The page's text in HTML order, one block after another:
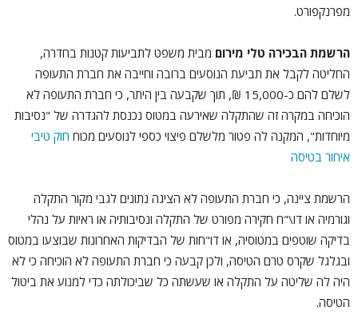
מפרנקפורט.
הרשמת הבכירה טלי מירום מבית משפט לתביעות קטנות בחדרה,
החליטה לקבל את תביעת הנוסעים ברובה וחייבה את חברת התעופה
לשלם להם כ-15,000 ₪, תוך שקבעה בין היתר, כי חברת התעופה לא
הוכיחה במקרה זה שהתקלה שאירעה במטוס נכנסת להגדרה של "נסיבות
מיוחדות", המקנה לה פטור מלשלם פיצוי כספי לנוסעים מכוח חוק טיבי
איחור בטיסה
הרשמת ציינה, כי חברת התעופה לא הציגה נתונים לגבי מקור התקלה
וגורמיה או דו\"ח חקירה מפורט של התקלה ונסיבותיה או ראיות על נהלי
בדיקה שוטפים במטוסיה, או דו"חות של הבדיקות האחרונות שבוצעו במטוס
ובגלגל שקרס טרם הטיסה, ולכן קבעה כי חברת התעופה לא הוכיחה כי לא
היה לה שליטה על התקלה או שעשתה כל שביכולתה כדי למנוע את ביטול
הטיסה.